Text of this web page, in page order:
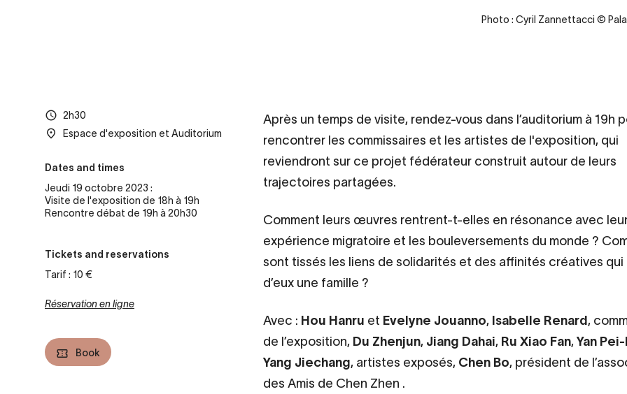
Photo : Cyril Zannettacci ©
2h30
Espace d'exposition et Auditorium
Dates and times
Jeudi 19 octobre 2023 :
Visite de l'exposition de 18h à 19h
Rencontre débat de 19h à 20h30
Tickets and reservations
Tarif : 10 €
Réservation en ligne
Book
Après un temps de visite, rendez-vous dans l’auditorium à 19h
rencontrer les commissaires et les artistes de l'exposition, qui
reviendront sur ce projet fédérateur construit autour de leurs
trajectoires partagées.
Comment leurs œuvres rentrent-t-elles en résonance avec
expérience migratoire et les bouleversements du monde ?
sont tissés les liens de solidarités et des affinités créatives
d’eux une famille ?
Avec : Hou Hanru et Evelyne Jouanno, Isabelle Renard,
de l’exposition, Du Zhenjun, Jiang Dahai, Ru Xiao Fan, Yan
Yang Jiechang, artistes exposés, Chen Bo, président de
des Amis de Chen Zhen .